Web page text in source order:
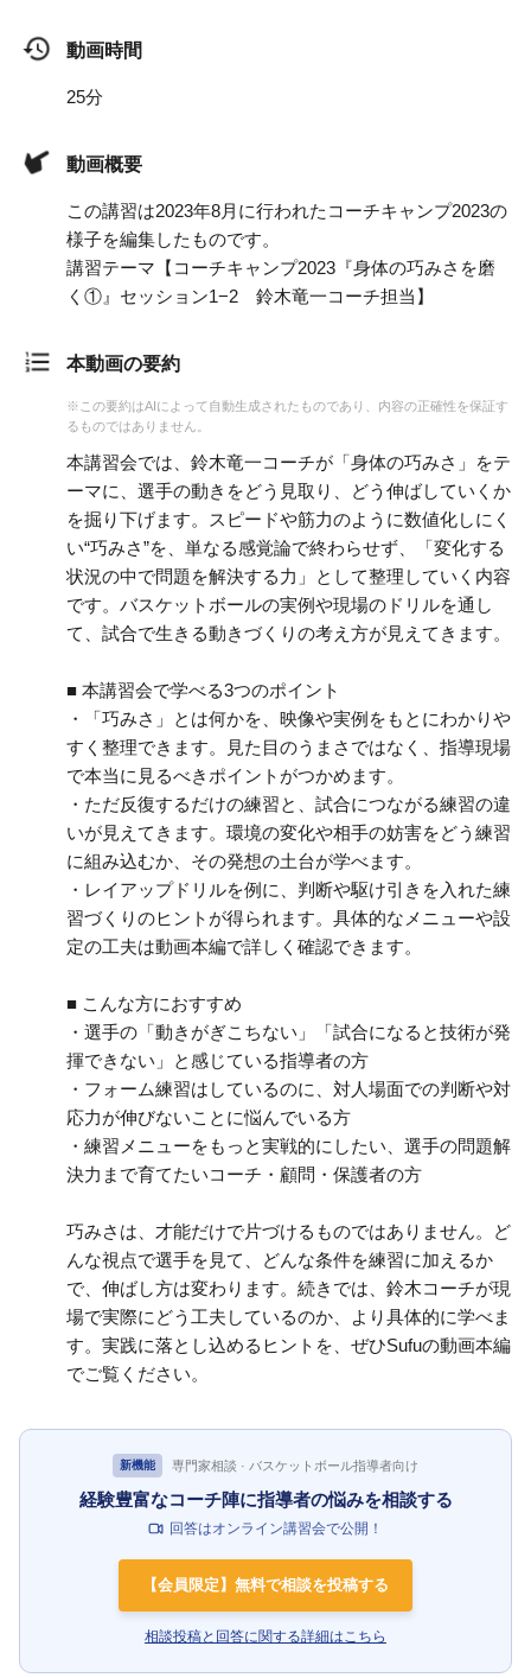
動画時間
25分
動画概要
この講習は2023年8月に行われたコーチキャンプ2023の
様子を編集したものです。
講習テーマ【コーチキャンプ2023『身体の巧みさを磨
く①』セッション1−2 鈴木竜一コーチ担当】
本動画の要約
※この要約はAIによって自動生成されたものであり、内容の正確性を保証す
るものではありません。
本講習会では、鈴木竜一コーチが「身体の巧みさ」をテ
ーマに、選手の動きをどう見取り、どう伸ばしていくか
を掘り下げます。スピードや筋力のように数値化しにく
い“巧みさ”を、単なる感覚論で終わらせず、「変化する
状況の中で問題を解決する力」として整理していく内容
です。バスケットボールの実例や現場のドリルを通し
て、試合で生きる動きづくりの考え方が見えてきます。
■ 本講習会で学べる3つのポイント
・「巧みさ」とは何かを、映像や実例をもとにわかりや
すく整理できます。見た目のうまさではなく、指導現場
で本当に見るべきポイントがつかめます。
・ただ反復するだけの練習と、試合につながる練習の違
いが見えてきます。環境の変化や相手の妨害をどう練習
に組み込むか、その発想の土台が学べます。
・レイアップドリルを例に、判断や駆け引きを入れた練
習づくりのヒントが得られます。具体的なメニューや設
定の工夫は動画本編で詳しく確認できます。
■ こんな方におすすめ
・選手の「動きがぎこちない」「試合になると技術が発
揮できない」と感じている指導者の方
・フォーム練習はしているのに、対人場面での判断や対
応力が伸びないことに悩んでいる方
・練習メニューをもっと実戦的にしたい、選手の問題解
決力まで育てたいコーチ・顧問・保護者の方
巧みさは、才能だけで片づけるものではありません。ど
んな視点で選手を見て、どんな条件を練習に加えるか
で、伸ばし方は変わります。続きでは、鈴木コーチが現
場で実際にどう工夫しているのか、より具体的に学べま
す。実践に落とし込めるヒントを、ぜひSufuの動画本編
でご覧ください。
新機能 専門家相談 · バスケットボール指導者向け
経験豊富なコーチ陣に指導者の悩みを相談する
回答はオンライン講習会で公開！
【会員限定】無料で相談を投稿する
相談投稿と回答に関する詳細はこちら